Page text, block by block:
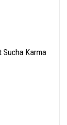
Sucha Karma